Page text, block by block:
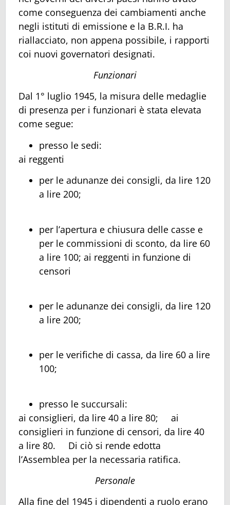
come conseguenza dei cambiamenti anche
negli istituti di emissione e la B.R.I. ha
riallacciato, non appena possibile, i rapporti
coi nuovi governatori designati.
Funzionari
Dal 1° luglio 1945, la misura delle medaglie
di presenza per i funzionari è stata elevata
come segue:
presso le sedi:
ai reggenti
per le adunanze dei consigli, da lire 120
a lire 200;
per l’apertura e chiusura delle casse e
per le commissioni di sconto, da lire 60
a lire 100; ai reggenti in funzione di
censori
per le adunanze dei consigli, da lire 120
a lire 200;
per le verifiche di cassa, da lire 60 a lire
100;
presso le succursali:
ai consiglieri, da lire 40 a lire 80; ai
consiglieri in funzione di censori, da lire 40
a lire 80. Di ciò si rende edotta
l’Assemblea per la necessaria ratifica.
Personale
Alla fine del 1945 i dipendenti a ruolo erano